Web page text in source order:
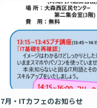
7月・ITカフェのお知らせ